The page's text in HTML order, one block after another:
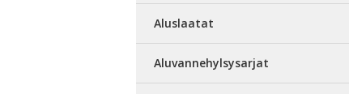
Aluslaatat
Aluvannehylsysarjat